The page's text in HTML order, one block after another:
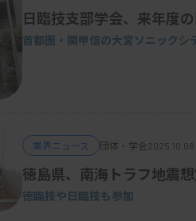
日臨技支部学会、来年度
首都圏・関甲信の大宮ソニックシ
業界ニュース 団体・学会2025.10.08
徳島県、南海トラフ地震
徳臨技や日臨技も参加